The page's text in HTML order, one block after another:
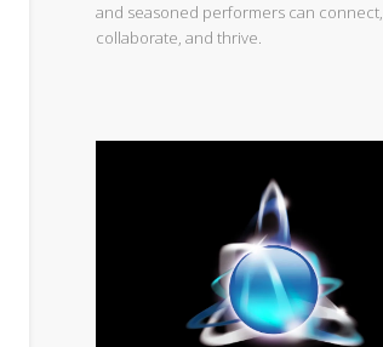
and seasoned performers can connect,
collaborate, and thrive.